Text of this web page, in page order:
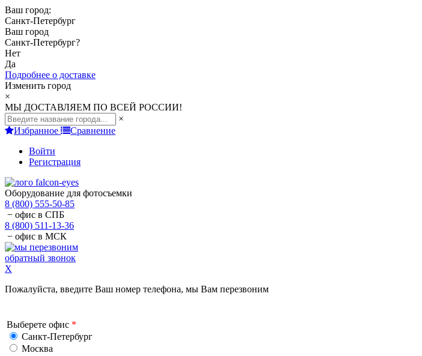
Ваш город:
Санкт-Петербург
Ваш город
Санкт-Петербург?
Нет
Да
Подробнее о доставке
Изменить город
×
МЫ ДОСТАВЛЯЕМ ПО ВСЕЙ РОССИИ!
×
Избранное
Сравнение
Войти
Регистрация
Оборудование для фотосъемки
8 (800) 555-50-85
− офис в СПБ
8 (800) 511-13-36
− офис в МСК
обратный звонок
X
Пожалуйста, введите Ваш номер телефона, мы Вам перезвоним
Выберете офис *
Санкт-Петербург
Москва